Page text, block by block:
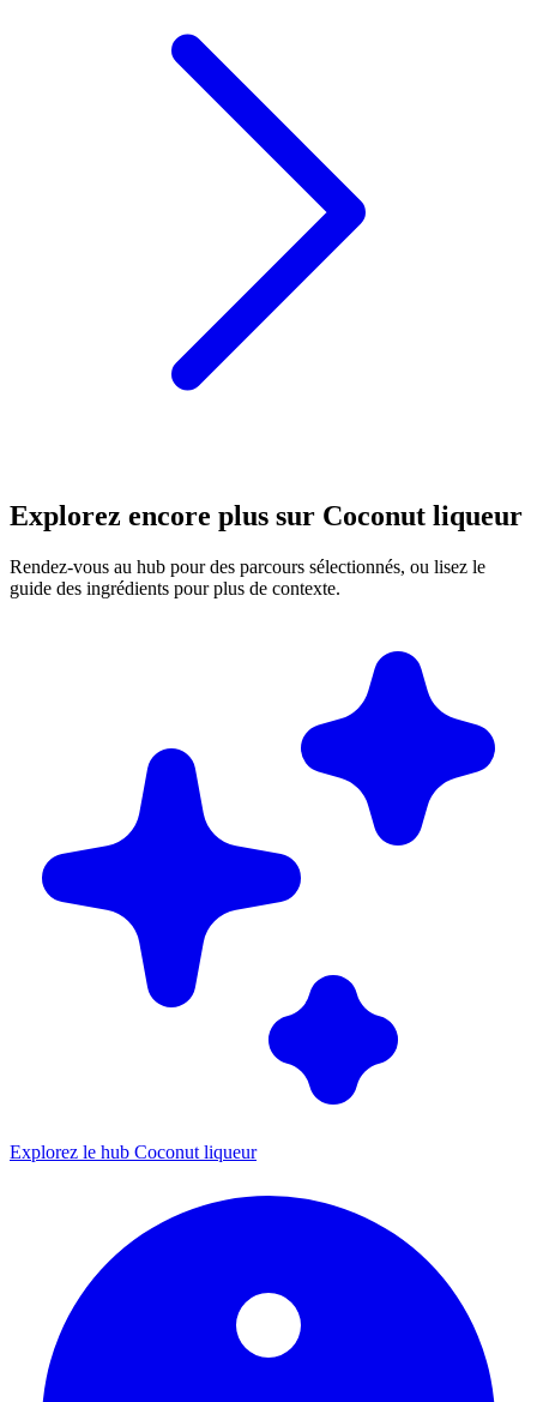
Explorez encore plus sur Coconut liqueur
Rendez-vous au hub pour des parcours sélectionnés, ou lisez le
guide des ingrédients pour plus de contexte.
Explorez le hub Coconut liqueur